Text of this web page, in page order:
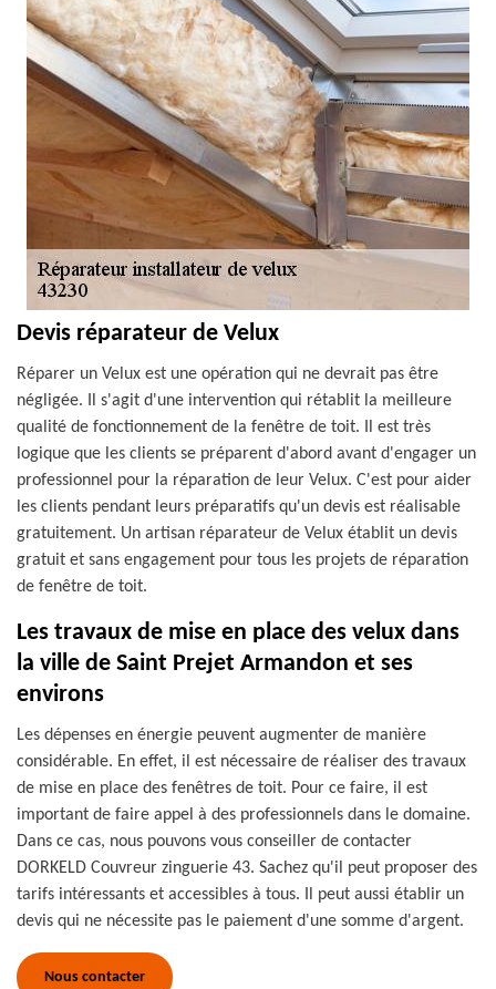
Devis réparateur de Velux
Réparer un Velux est une opération qui ne devrait pas être
négligée. Il s'agit d'une intervention qui rétablit la meilleure
qualité de fonctionnement de la fenêtre de toit. Il est très
logique que les clients se préparent d'abord avant d'engager un
professionnel pour la réparation de leur Velux. C'est pour aider
les clients pendant leurs préparatifs qu'un devis est réalisable
gratuitement. Un artisan réparateur de Velux établit un devis
gratuit et sans engagement pour tous les projets de réparation
de fenêtre de toit.
Les travaux de mise en place des velux dans
la ville de Saint Prejet Armandon et ses
environs
Les dépenses en énergie peuvent augmenter de manière
considérable. En effet, il est nécessaire de réaliser des travaux
de mise en place des fenêtres de toit. Pour ce faire, il est
important de faire appel à des professionnels dans le domaine.
Dans ce cas, nous pouvons vous conseiller de contacter
DORKELD Couvreur zinguerie 43. Sachez qu'il peut proposer des
tarifs intéressants et accessibles à tous. Il peut aussi établir un
devis qui ne nécessite pas le paiement d'une somme d'argent.
Nous contacter